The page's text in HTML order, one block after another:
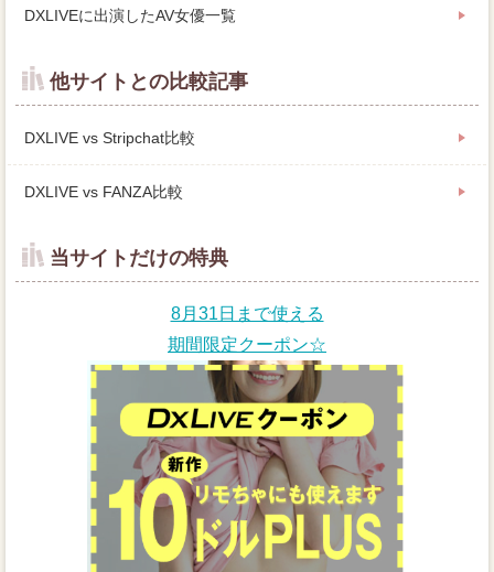
DXLIVEに出演したAV女優一覧
他サイトとの比較記事
DXLIVE vs Stripchat比較
DXLIVE vs FANZA比較
当サイトだけの特典
8月31日まで使える
期間限定クーポン☆